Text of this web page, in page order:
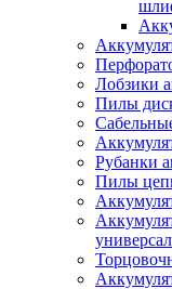
Лобзики
Пилы
Рубанки
Пилы